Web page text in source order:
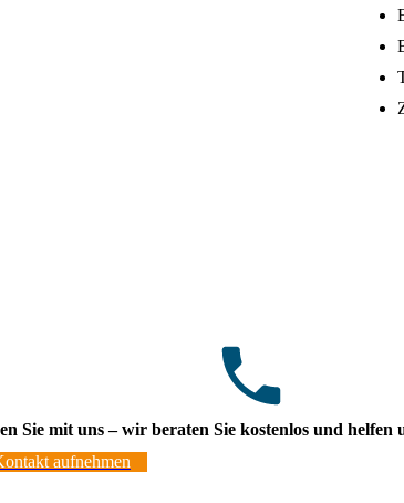
Sie mit uns – wir beraten Sie kostenlos und
aufnehmen